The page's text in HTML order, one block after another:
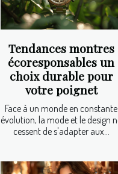
Tendances montres
écoresponsables un
choix durable pour
votre poignet
Face à un monde en constante
évolution, la mode et le design
cessent de s'adapter aux...